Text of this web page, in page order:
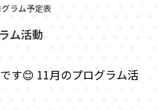
ラム予定表
ム活動
す😊 11月のプログラム活